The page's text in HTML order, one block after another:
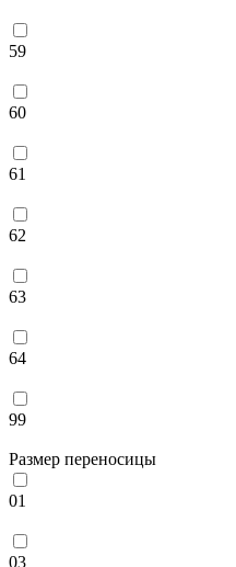
59
60
61
62
63
64
99
Размер переносицы
01
03